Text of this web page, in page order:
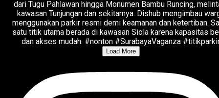
Load More